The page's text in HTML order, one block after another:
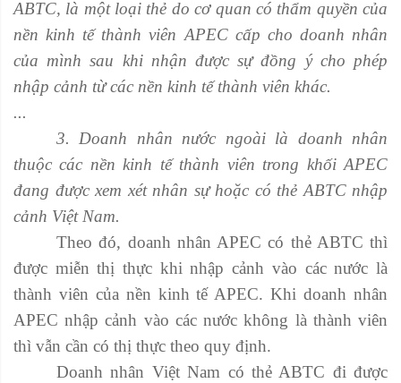
ABTC, là một loại thẻ do cơ quan có thẩm quyền của
nền kinh tế thành viên APEC cấp cho doanh nhân
của mình sau khi nhận được sự đồng ý cho phép
nhập cảnh từ các nền kinh tế thành viên khác.
...
3. Doanh nhân nước ngoài là doanh nhân
thuộc các nền kinh tế thành viên trong khối APEC
đang được xem xét nhân sự hoặc có thẻ ABTC nhập
cảnh Việt Nam.
Theo đó, doanh nhân APEC có thẻ ABTC thì
được miễn thị thực khi nhập cảnh vào các nước là
thành viên của nền kinh tế APEC. Khi doanh nhân
APEC nhập cảnh vào các nước không là thành viên
thì vẫn cần có thị thực theo quy định.
Doanh nhân Việt Nam có thẻ ABTC đi được